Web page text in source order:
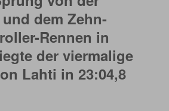
dem Zehn-
Rennen in
der viermalige
Lahti in 23:04,8